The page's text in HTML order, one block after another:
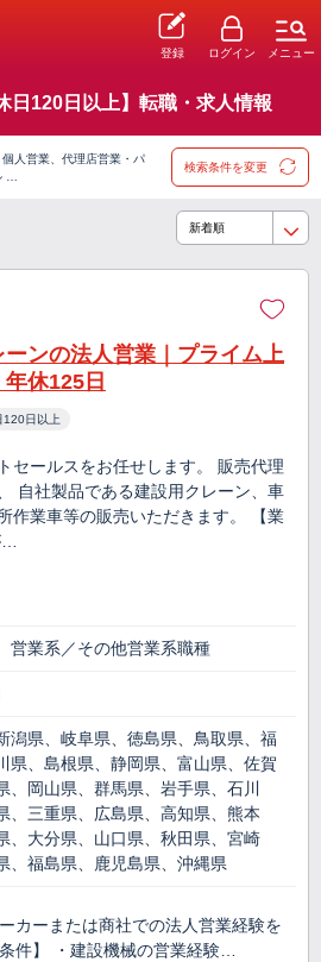
登録 ログイン メニュー
日120日以上】転職・求人情報
人営業、代理店営業・パ
…
検索条件を変更
ーンの法人営業｜プライム上
休125日
120日以上
セールスをお任せします。 販売代理
自社製品である建設用クレーン、車
作業車等の販売いただきます。 【業
…
営業系／その他営業系職種
潟県、岐阜県、徳島県、鳥取県、福
県、島根県、静岡県、富山県、佐賀
、岡山県、群馬県、岩手県、石川
、三重県、広島県、高知県、熊本
、大分県、山口県、秋田県、宮崎
、福島県、鹿児島県、沖縄県
カーまたは商社での法人営業経験を
件】 ・建設機械の営業経験…